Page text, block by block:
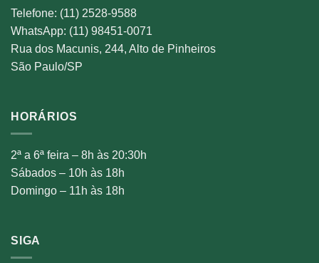
Telefone: (11) 2528-9588
WhatsApp: (11) 98451-0071
Rua dos Macunis, 244, Alto de Pinheiros
São Paulo/SP
HORÁRIOS
2ª a 6ª feira – 8h às 20:30h
Sábados – 10h às 18h
Domingo – 11h às 18h
SIGA